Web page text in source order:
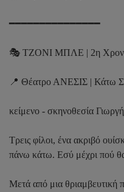
━━━━━━━━━━━━━━━
🎭 ΤΖΟΝΙ ΜΠΛΕ | 2η
📍 Θέατρο ΑΝΕΣΙΣ | Κάτω
κείμενο - σκηνοθεσία
Τρεις φίλοι, ένα ακριβό
πάνω κάτω. Εσύ μέχρι πού θα
Μετά από μια θριαμβευτική